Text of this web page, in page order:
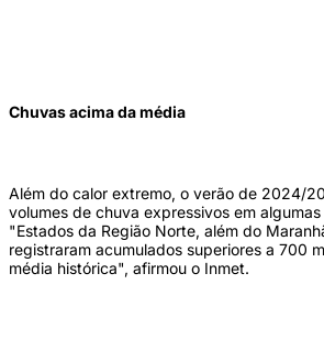
Chuvas acima da média
Além do calor extremo, o verão de 2024/
volumes de chuva expressivos em
"Estados da Região Norte, além do
registraram acumulados superiores a 700
média histórica", afirmou o Inmet.